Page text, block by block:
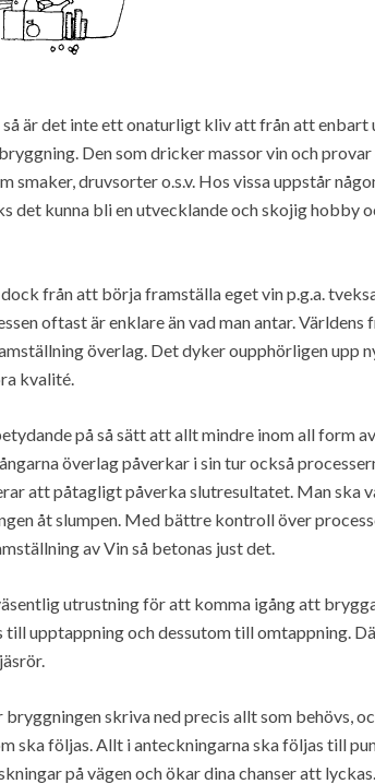
så är det inte ett onaturligt kliv att från att
Den som dricker massor vin och
smaker, druvsorter o.s.v. Hos vissa uppstår
det kunna bli en utvecklande och skojig hobby
från att börja framställa eget vin p.g.a.
oftast är enklare än vad man antar.
överlag. Det dyker oupphörligen upp
kvalité.
på så sätt att allt mindre inom all form
överlag påverkar i sin tur också
att påtagligt påverka slutresultatet. Man ska
åt slumpen. Med bättre kontroll över
av Vin så betonas just det.
utrustning för att komma igång att
till upptappning och dessutom till omtappning.
skriva ned precis allt som behövs,
ska följas. Allt i anteckningarna ska följas till
på vägen och ökar dina chanser att